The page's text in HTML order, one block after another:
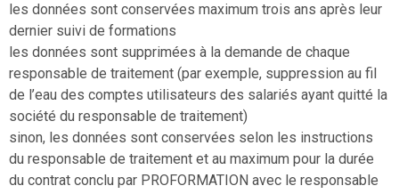
les données sont conservées maximum trois ans après leur
dernier suivi de formations
les données sont supprimées à la demande de chaque
responsable de traitement (par exemple, suppression au fil
de l’eau des comptes utilisateurs des salariés ayant quitté la
société du responsable de traitement)
sinon, les données sont conservées selon les instructions
du responsable de traitement et au maximum pour la durée
du contrat conclu par PROFORMATION avec le responsable